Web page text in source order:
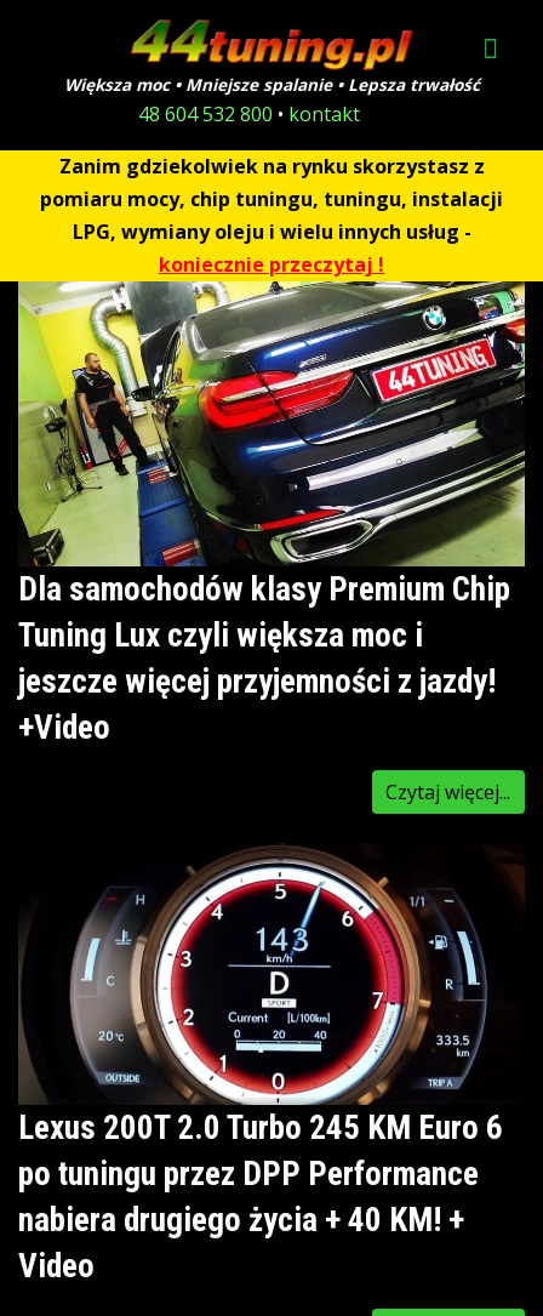
Większa moc • Mniejsze spalanie • Lepsza trwałość
48 604 532 800 • kontakt
Zanim gdziekolwiek na rynku skorzystasz z
pomiaru mocy, chip tuningu, tuningu, instalacji
LPG, wymiany oleju i wielu innych usług -
koniecznie przeczytaj !
Dla samochodów klasy Premium Chip
Tuning Lux czyli większa moc i
jeszcze więcej przyjemności z jazdy!
+Video
Czytaj więcej...
Lexus 200T 2.0 Turbo 245 KM Euro 6
po tuningu przez DPP Performance
nabiera drugiego życia + 40 KM! +
Video